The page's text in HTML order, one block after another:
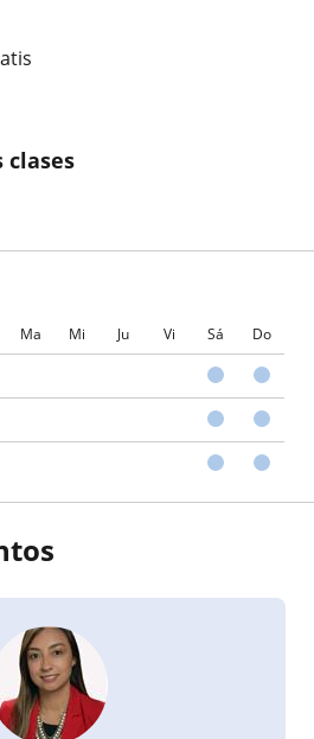
clases
Ma Mi Ju Vi Sá Do